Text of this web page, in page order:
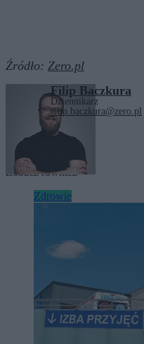
Źródło: Zero.pl
Filip Baczkura
Dziennikarz
filip.baczkura@zero.pl
Tagi:lekarze Warszawa
Zobacz również
Zdrowie